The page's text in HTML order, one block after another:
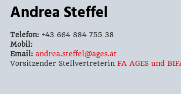
Andrea Steffel
Telefon:+43 664 884 755 38
Mobil:
Email: andrea.steffel@ages.at
Vorsitzender Stellvertreterin FA AGES und